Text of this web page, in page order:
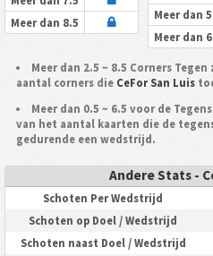
Meer dan 8.5
Meer dan
Meer dan
Meer dan 2.5 ~ 8.5 Corners
aantal corners die CeFor San Luis
Meer dan 0.5 ~ 6.5 voor de
van het aantal kaarten die de
gedurende een wedstrijd.
Andere Stats -
Schoten Per Wedstrijd
Schoten op Doel / Wedstrijd
Schoten naast Doel / Wedstrijd